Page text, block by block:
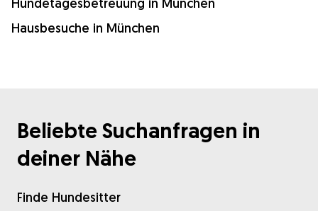
Hausbesuche in München
Beliebte Suchanfragen in
deiner Nähe
Finde Hundesitter